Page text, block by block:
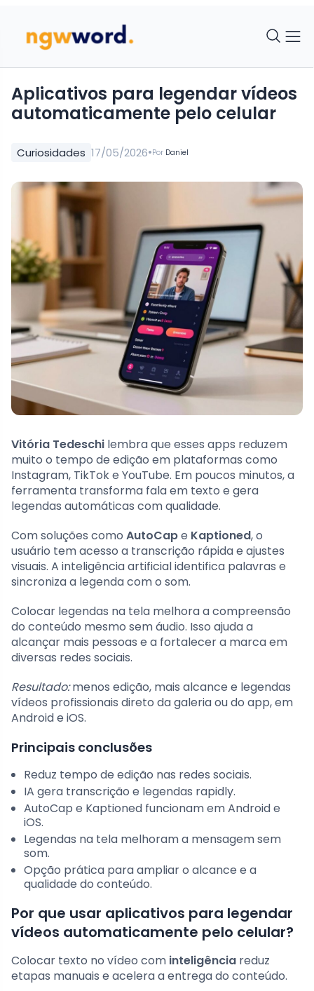
Curiosidades 17/05/2026•Por Daniel
Aplicativos para legendar vídeos
automaticamente pelo celular
Vitória Tedeschi lembra que esses apps reduzem
muito o tempo de edição em plataformas como
Instagram, TikTok e YouTube. Em poucos minutos, a
ferramenta transforma fala em texto e gera
legendas automáticas com qualidade.
Com soluções como AutoCape Kaptioned, o
usuário tem acesso a transcrição rápida e ajustes
visuais. A inteligência artificial identifica palavras e
sincroniza a legenda com o som.
Colocar legendas na tela melhora a compreensão
do conteúdo mesmo sem áudio. Isso ajuda a
alcançar mais pessoas e a fortalecer a marca em
diversas redes sociais.
Resultado:menos edição, mais alcance e legendas
vídeos profissionais direto da galeria ou do app, em
Android e iOS.
Principais conclusões
Reduz tempo de edição nas redes sociais.
IA gera transcrição e legendas rapidly.
AutoCap e Kaptioned funcionam em Android e
iOS.
Legendas na tela melhoram a mensagem sem
som.
Opção prática para ampliar o alcance e a
qualidade do conteúdo.
Por que usar aplicativos para legendar
vídeos automaticamente pelo celular?
Colocar texto no vídeo com inteligência reduz
etapas manuais e acelera a entrega do conteúdo.